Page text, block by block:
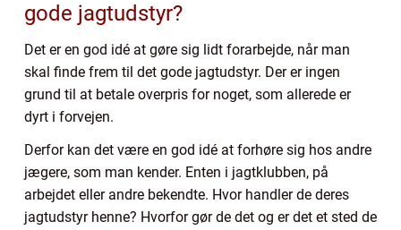
gode jagtudstyr?
Det er en god idé at gøre sig lidt forarbejde, når man
skal finde frem til det gode jagtudstyr. Der er ingen
grund til at betale overpris for noget, som allerede er
dyrt i forvejen.
Derfor kan det være en god idé at forhøre sig hos andre
jægere, som man kender. Enten i jagtklubben, på
arbejdet eller andre bekendte. Hvor handler de deres
jagtudstyr henne? Hvorfor gør de det og er det et sted de